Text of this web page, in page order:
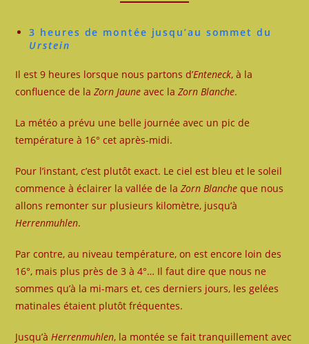
3 heures de montée jusqu’au sommet du
Urstein
Il est 9 heures lorsque nous partons d’Enteneck, à la
confluence de laZorn Jaune avec laZorn Blanche.
La météo a prévu une belle journée avec un pic de
température à 16° cet après-midi.
Pour l’instant, c’est plutôt exact. Le ciel est bleu et le soleil
commence à éclairer la vallée de laZorn Blanche que nous
allons remonter sur plusieurs kilomètre, jusqu’à
Herrenmuhlen.
Par contre, au niveau température, on est encore loin des
16°, mais plus près de 3 à 4°… Il faut dire que nous ne
sommes qu’à la mi-mars et, ces derniers jours, les gelées
matinales étaient plutôt fréquentes.
Jusqu’àHerrenmuhlen, la montée se fait tranquillement avec